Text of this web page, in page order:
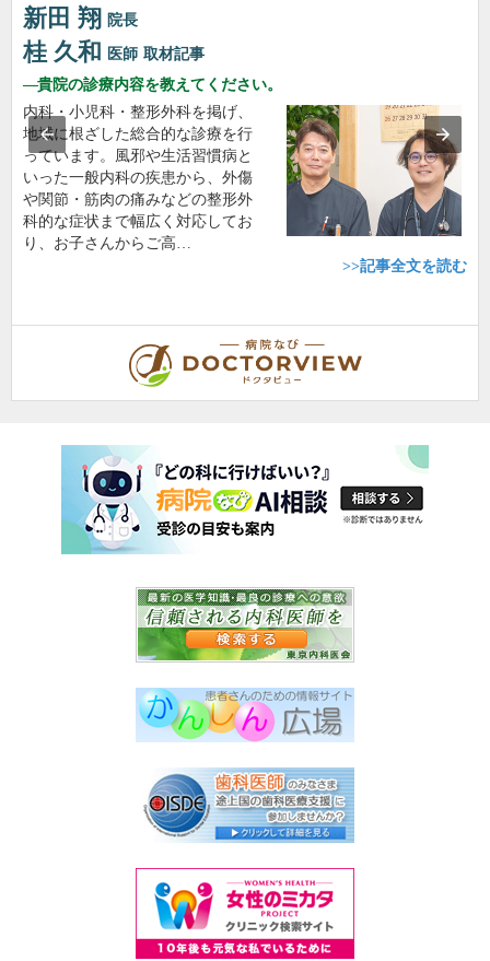
新田 翔 院長
桂 久和 医師 取材記事
貴院の診療内容を教えてください。
内科・小児科・整形外科を掲げ、
地域に根ざした総合的な診療を行
っています。風邪や生活習慣病と
いった一般内科の疾患から、外傷
や関節・筋肉の痛みなどの整形外
科的な症状まで幅広く対応してお
り、お子さんからご高…
>>記事全文を読む